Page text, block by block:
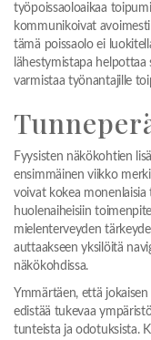
työpoissaoloaikaa
kommunikoivat
tämä poissaolo ei
lähestymistapa
varmistaa työnantajille
Fyysisten näkökohtien
ensimmäinen viikko
voivat kokea
huolenaiheisiin
mielenterveyden
auttaakseen yksilöitä
näkökohdissa.
Ymmärtäen, että
edistää tukevaa
tunteista ja odotuksista.